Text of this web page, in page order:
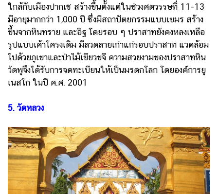
ใกล้กับเมืองปากเซ สร้างขึ้นตั้งแต่ในช่วงศตวรรษที่ 11-13
มีอายุมากกว่า 1,000 ปี ซึ่งมีสถาปัตยกรรมแบบเขมร สร้าง
ขึ้นจากหินทราย และอิฐ โดยรอบ ๆ ปราสาทยังคงหลงเหลือ
รูปแบบเค้าโครงเดิม มีลวดลายเก่าแก่รอบปราสาท แวดล้อม
ไปด้วยภูเขาและป่าไม้เขียวขจี ความสวยงามของปราสาทหิน
วัดพูจึงได้รับการจดทะเบียนให้เป็นมรดกโลก โดยองค์การยู
เนสโก ในปี ค.ศ. 2001
5. วัดหลวง